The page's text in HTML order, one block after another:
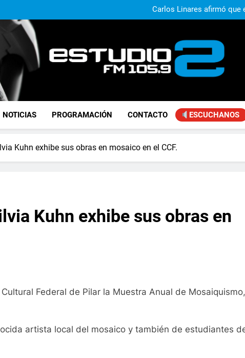
muestra
Carlos Linares afirmó que
ley de tierras y advirtió un
Paco Olveira
muestra
Carlos Linares afirmó que
ley de tierras y advirtió un
Paco Olveira
FM Estudio 2
NOTICIAS PROGRAMACIÓN CONTACTO ESCUCHANOS
Kuhn exhibe sus obras en mosaico en el CCF.
Kuhn exhibe sus obras en
Federal de Pilar la Muestra Anual de Mosaiquismo,
artista local del mosaico y también de estudiantes